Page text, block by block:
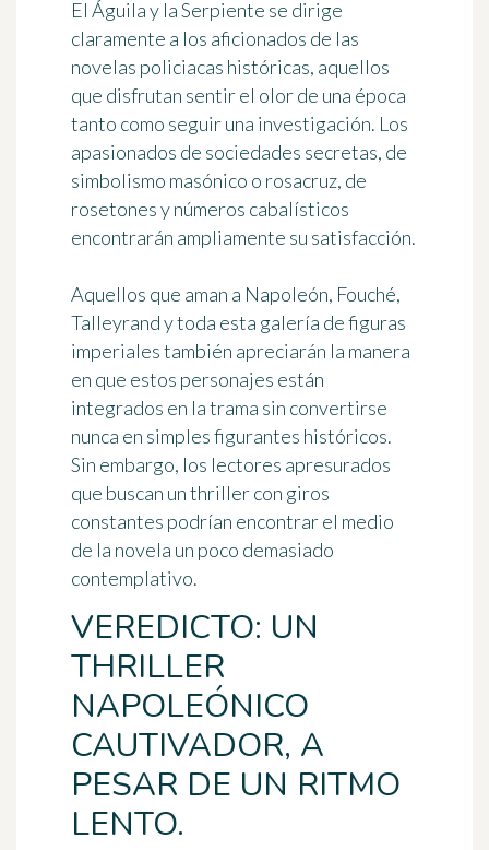
El Águila y la Serpiente se dirige
claramente a los aficionados de las
novelas policiacas históricas, aquellos
que disfrutan sentir el olor de una época
tanto como seguir una investigación. Los
apasionados de sociedades secretas, de
simbolismo masónico o rosacruz, de
rosetones y números cabalísticos
encontrarán ampliamente su satisfacción.
Aquellos que aman a Napoleón, Fouché,
Talleyrand y toda esta galería de figuras
imperiales también apreciarán la manera
en que estos personajes están
integrados en la trama sin convertirse
nunca en simples figurantes históricos.
Sin embargo, los lectores apresurados
que buscan un thriller con giros
constantes podrían encontrar el medio
de la novela un poco demasiado
contemplativo.
VEREDICTO: UN
THRILLER
NAPOLEÓNICO
CAUTIVADOR, A
PESAR DE UN RITMO
LENTO.